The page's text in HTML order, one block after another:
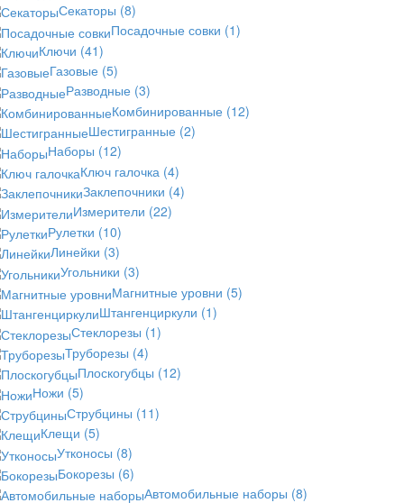
Секаторы (8)
Посадочные совки (1)
Ключи (41)
Газовые (5)
Разводные (3)
Комбинированные (12)
Шестигранные (2)
Наборы (12)
Ключ галочка (4)
Заклепочники (4)
Измерители (22)
Рулетки (10)
Линейки (3)
Угольники (3)
Магнитные уровни (5)
Штангенциркули (1)
Стеклорезы (1)
Труборезы (4)
Плоскогубцы (12)
Ножи (5)
Струбцины (11)
Клещи (5)
Утконосы (8)
Бокорезы (6)
Автомобильные наборы (8)